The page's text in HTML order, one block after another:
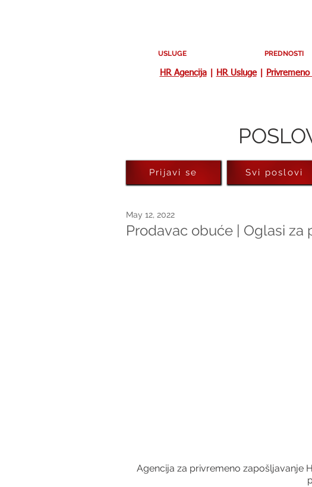
USLUGE PREDNOSTI
HR Agencija| HR Usluge|
Prodavac obuće | Oglasi za
May 12, 2022
Agencija za privremeno zapošljavanje
Prijavi se Svi poslovi